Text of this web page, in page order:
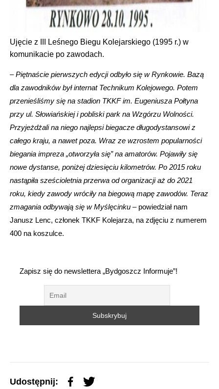
Ujęcie z III Leśnego Biegu Kolejarskiego (1995 r.) w
komunikacie po zawodach.
–Piętnaście pierwszych edycji odbyło się w Rynkowie. Bazą
dla zawodników był internat Technikum Kolejowego. Potem
przenieśliśmy się na stadion TKKF im. Eugeniusza Połtyna
przy ul. Słowiańskiej i pobliski park na Wzgórzu Wolności.
Przyjeżdżali na niego najlepsi biegacze długodystansowi z
całego kraju, a nawet poza. Wraz ze wzrostem popularności
biegania impreza „otworzyła się” na amatorów. Pojawiły się
nowe dystanse, poniżej dziesięciu kilometrów. Po 2015 roku
nastąpiła sześcioletnia przerwa od organizacji aż do 2021
roku, kiedy zawody wróciły na biegową mapę zawodów. Teraz
zmagania odbywają się w Myślęcinku – powiedział nam
Janusz Lenc, członek TKKF Kolejarza, na zdjęciu z numerem
400 na koszulce.
Zapisz się do newslettera „Bydgoszcz Informuje”!
Udostępnij: